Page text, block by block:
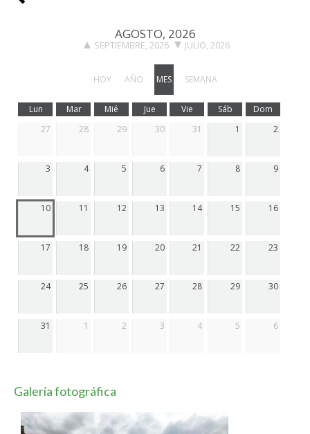
AGOSTO, 2026
SEPTIEMBRE, 2026 JULIO, 2026
HOY AÑO MES SEMANA
Lun Mar Mié Jue Vie Sáb
Dom
27
28 29 30 31 1 2
3 4 5 6 7 8 9
10 11 12 13 14 15 16
17 18 19 20 21 22 23
24 25 26 27 28 29 30
31 1 2 3 4 5 6
Galería fotográfica